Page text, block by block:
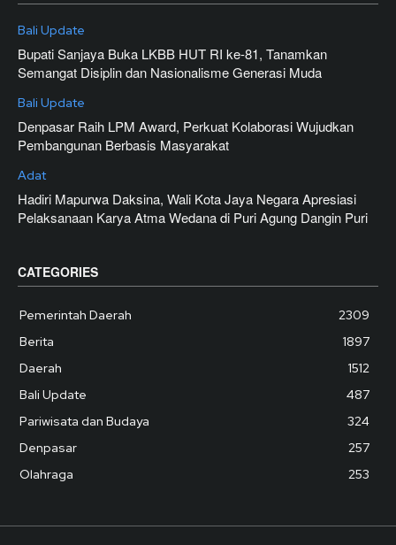
Bali Update
Bupati Sanjaya Buka LKBB HUT RI ke-81, Tanamkan
Semangat Disiplin dan Nasionalisme Generasi Muda
Bali Update
Denpasar Raih LPM Award, Perkuat Kolaborasi Wujudkan
Pembangunan Berbasis Masyarakat
Adat
Hadiri Mapurwa Daksina, Wali Kota Jaya Negara Apresiasi
Pelaksanaan Karya Atma Wedana di Puri Agung Dangin Puri
CATEGORIES
Pemerintah Daerah
2309
Berita
1897
Daerah
1512
Bali Update
487
Pariwisata dan Budaya
324
Denpasar
257
Olahraga
253